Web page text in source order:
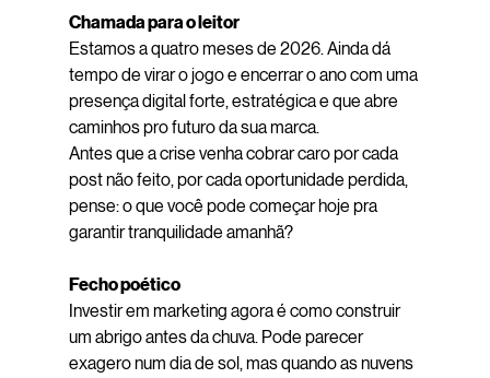
Chamada para o leitor
Estamos a quatro meses de 2026. Ainda dá
tempo de virar o jogo e encerrar o ano com uma
presença digital forte, estratégica e que abre
caminhos pro futuro da sua marca.
Antes que a crise venha cobrar caro por cada
post não feito, por cada oportunidade perdida,
pense: o que você pode começar hoje pra
garantir tranquilidade amanhã?
Fecho poético
Investir em marketing agora é como construir
um abrigo antes da chuva. Pode parecer
exagero num dia de sol, mas quando as nuvens